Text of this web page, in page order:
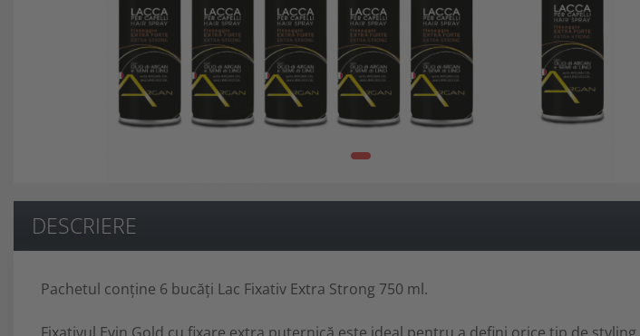
Ten Sensibil + Contur Ochi Si
Unitate De Spalare
Produse Pentru Corp
Scaune Pentru Coafor
DESCRIERE
Pachetul conține 6 bucăți Lac Fixativ Extra Strong 750 ml.